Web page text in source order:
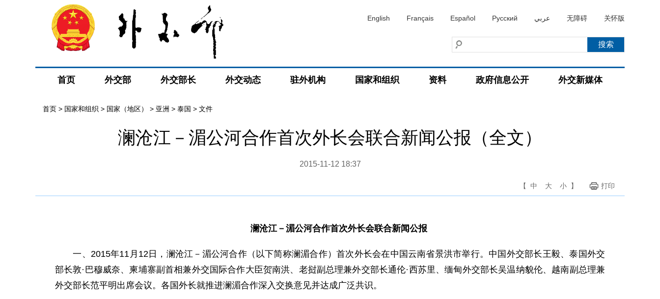
English Français Español Русский عربي 无障碍 关怀版
首页 外交部 外交部长 外交动态 驻外机构 国家和组织 资料 政府信息公开 外交新媒体
首页 > 国家和组织 > 国家（地区） > 亚洲 > 泰国 > 文件
澜沧江－湄公河合作首次外长会联合新闻公报（全文）
2015-11-12 18:37
【 中 大 小 】 打印
澜沧江－湄公河合作首次外长会联合新闻公报
一、2015年11月12日，澜沧江－湄公河合作（以下简称澜湄合作）首次外长会在中国云南省景洪市举行。中国外交部长王毅、泰国外交
部长敦·巴穆威奈、柬埔寨副首相兼外交国际合作大臣贺南洪、老挝副总理兼外交部长通伦·西苏里、缅甸外交部长吴温纳貌伦、越南副总理兼
外交部长范平明出席会议。各国外长就推进澜湄合作深入交换意见并达成广泛共识。